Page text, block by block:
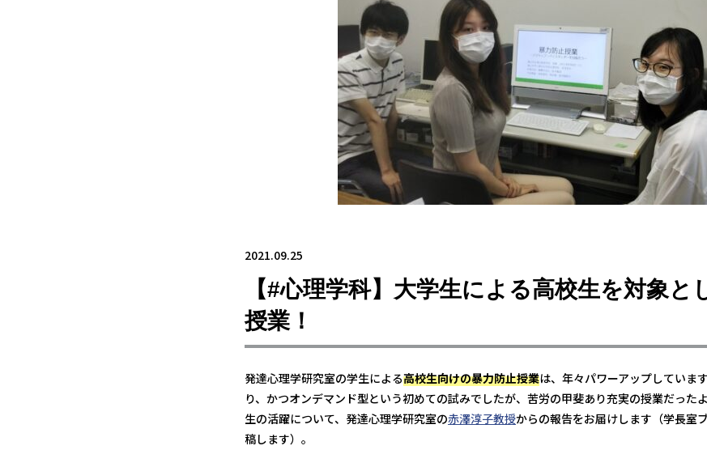
2021.09.25
【#心理学科】大学生による高校生を対象と
授業！
発達心理学研究室の学生による高校生向けの暴力防止授業は、年々パワーアップしていま
り、かつオンデマンド型という初めての試みでしたが、苦労の甲斐あり充実の授業だった
生の活躍について、発達心理学研究室の赤澤淳子教授からの報告をお届けします（学長室
稿します）。